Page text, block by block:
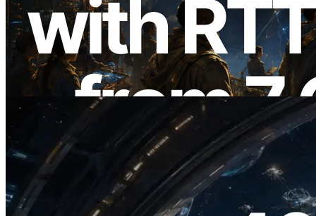
küresel bölgeden ping ölçümüyle
genişletti — Validators Information API
de yayında
Bu makaleyi oku